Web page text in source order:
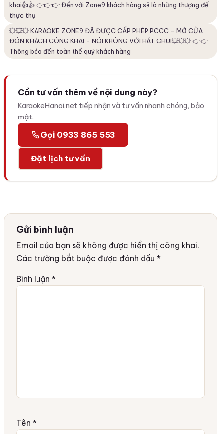
khai👍👍 👉👉👉 Đến với Zone9 khách hàng sẽ là những thượng đế
thực thụ
💥💥💥 KARAOKE ZONE9 ĐÃ ĐƯỢC CẤP PHÉP PCCC - MỞ CỬA
ĐÓN KHÁCH CÔNG KHAI - NÓI KHÔNG VỚI HÁT CHUI💥💥💥 👉👉
Thông báo đến toàn thể quý khách hàng
Cần tư vấn thêm về nội dung này?
KaraokeHanoi.net tiếp nhận và tư vấn nhanh chóng, bảo
mật.
Gọi 0933 865 553
Đặt lịch tư vấn
Gửi bình luận
Email của bạn sẽ không được hiển thị công khai.
Các trường bắt buộc được đánh dấu *
Bình luận *
Tên *